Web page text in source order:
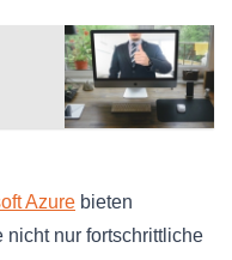
Azure bieten
nur fortschrittliche